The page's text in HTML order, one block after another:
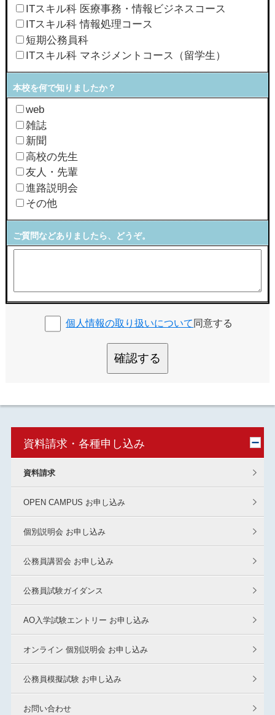
ITスキル科 医療事務・情報ビジネスコース
ITスキル科 情報処理コース
短期公務員科
ITスキル科 マネジメントコース（留学生）
本校を何で知りましたか？
web
雑誌
新聞
高校の先生
友人・先輩
進路説明会
その他
ご質問などありましたら、どうぞ。
個人情報の取り扱いについて 同意する
確認する
資料請求・各種申し込み
資料請求
OPEN CAMPUS お申し込み
個別説明会 お申し込み
公務員講習会 お申し込み
公務員試験ガイダンス
AO入学試験エントリー お申し込み
オンライン 個別説明会 お申し込み
公務員模擬試験 お申し込み
お問い合わせ